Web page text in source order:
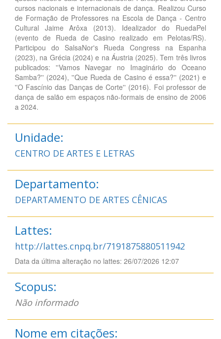
cursos nacionais e internacionais de dança. Realizou Curso
de Formação de Professores na Escola de Dança - Centro
Cultural Jaime Arôxa (2013). Idealizador do RuedaPel
(evento de Rueda de Casino realizado em Pelotas/RS).
Participou do SalsaNor's Rueda Congress na Espanha
(2023), na Grécia (2024) e na Áustria (2025). Tem três livros
publicados: ''Vamos Navegar no Imaginário do Oceano
Samba?'' (2024), ''Que Rueda de Casino é essa?'' (2021) e
''O Fascínio das Danças de Corte'' (2016). Foi professor de
dança de salão em espaços não-formais de ensino de 2006
a 2024.
Unidade:
CENTRO DE ARTES E LETRAS
Departamento:
DEPARTAMENTO DE ARTES CÊNICAS
Lattes:
http://lattes.cnpq.br/7191875880511942
Data da última alteração no lattes: 26/07/2026 12:07
Scopus:
Não informado
Nome em citações: